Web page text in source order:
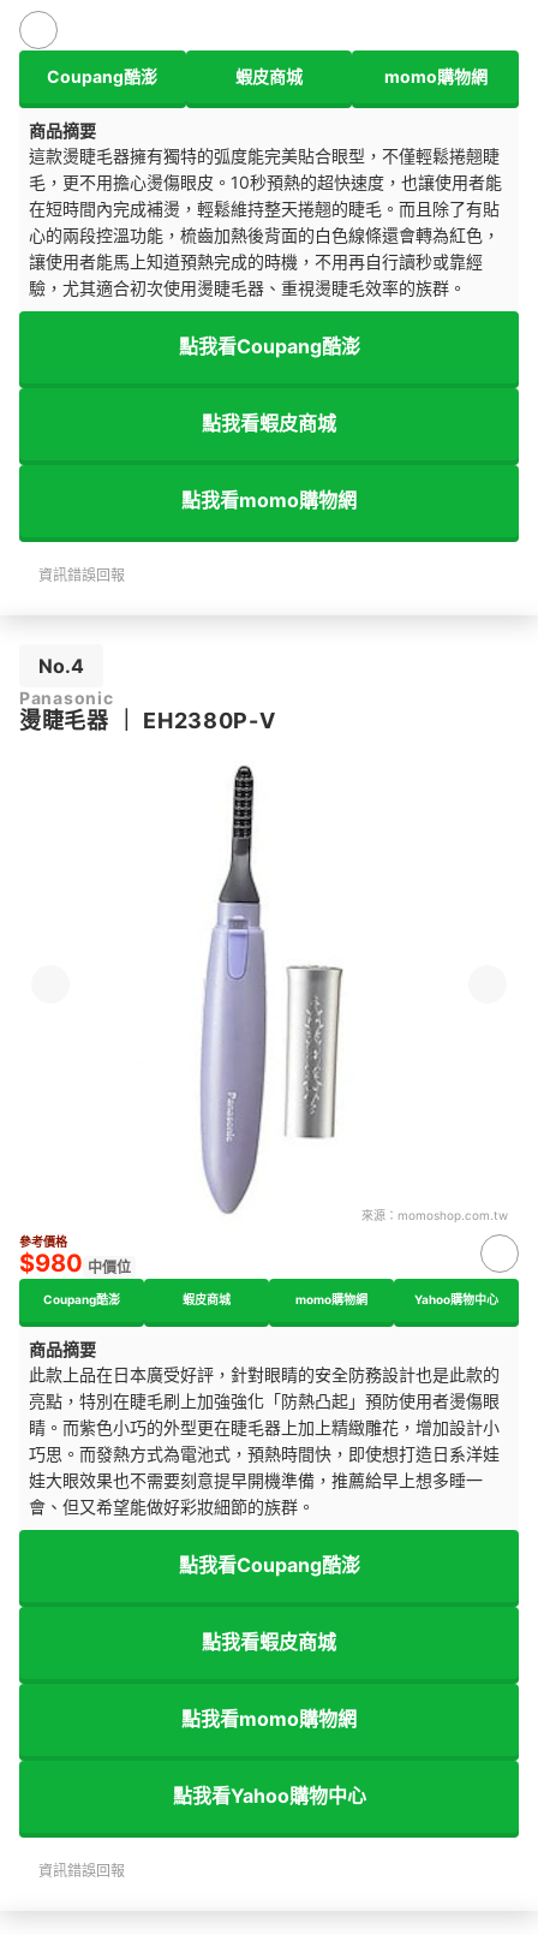
Coupang酷澎 蝦皮商城 momo購物網
商品摘要
這款燙睫毛器擁有獨特的弧度能完美貼合眼型，不僅輕鬆捲翹睫
毛，更不用擔心燙傷眼皮。10秒預熱的超快速度，也讓使用者能
在短時間內完成補燙，輕鬆維持整天捲翹的睫毛。而且除了有貼
心的兩段控溫功能，梳齒加熱後背面的白色線條還會轉為紅色，
讓使用者能馬上知道預熱完成的時機，不用再自行讀秒或靠經
驗，尤其適合初次使用燙睫毛器、重視燙睫毛效率的族群。
點我看Coupang酷澎
點我看蝦皮商城
點我看momo購物網
資訊錯誤回報
No.4
Panasonic
燙睫毛器 EH2380P-V
來源： momoshop.com.tw
參考價格
$980 中價位
Coupang酷澎 蝦皮商城 momo購物網 Yahoo購物中心
商品摘要
此款上品在日本廣受好評，針對眼睛的安全防務設計也是此款的
亮點，特別在睫毛刷上加強強化「防熱凸起」預防使用者燙傷眼
睛。而紫色小巧的外型更在睫毛器上加上精緻雕花，增加設計小
巧思。而發熱方式為電池式，預熱時間快，即使想打造日系洋娃
娃大眼效果也不需要刻意提早開機準備，推薦給早上想多睡一
會、但又希望能做好彩妝細節的族群。
點我看Coupang酷澎
點我看蝦皮商城
點我看momo購物網
點我看Yahoo購物中心
資訊錯誤回報